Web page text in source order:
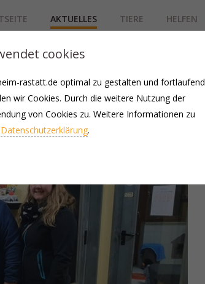
AKTUELLES TIERE HELFEN
cookies
rastatt.de optimal zu gestalten und fortlaufend
wir Cookies. Durch die weitere Nutzung der
von Cookies zu. Weitere Informationen zu
Datenschutzerklärung.